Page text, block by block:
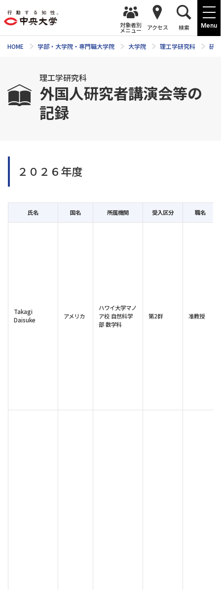
Menu
対象者別
メニュー アクセス 検索
HOME 学部・大学院・専門職大学院 大学院 理工学研究科 研
理工学研究科
外国人研究者講演会等の
記録
２０２６年度
氏名 国名 所属機関 受入区分 職名
Takagi
Daisuke
アメリカ
ハワイ大学マノ
ア校 自然科学
部 数学科
第2群 准教授